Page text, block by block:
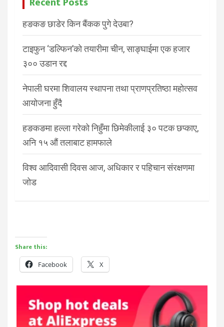
हङकङ छाडेर किन बैंकक पुगे देउबा?
टाइफुन ‘डल्फिन’को तयारीमा चीन, साङ्घाईमा एक हजार
३०० उडान रद्द
नेपाली घरमा शिवालय स्थापना तथा प्राणप्रतिष्ठा महोत्सव
आयोजना हुँदै
हङकङमा हल्ला गरेको निहुँमा छिमेकीलाई ३० पटक छप्काए,
अनि १५ औं तलाबाट हामफाले
विश्व आदिवासी दिवस आज, अधिकार र पहिचान संरक्षणमा
जोड
Share this:
Facebook X